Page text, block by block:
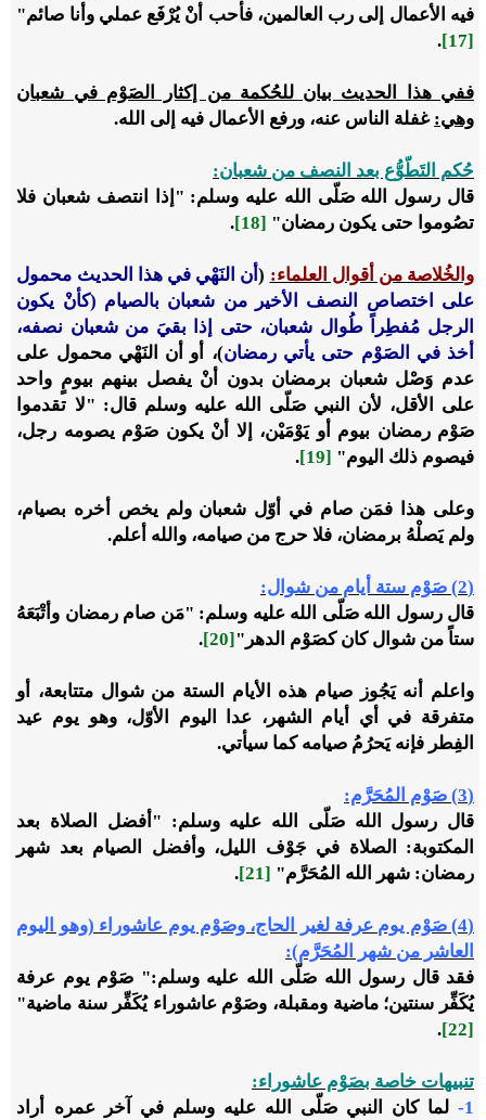
فيه الأعمال إلى رب العالمين، فأحب أنْ يُرْفَع عملي وأنا صائم"
[17]
.
ففي هذا الحديث بيان للحُكمة من إكثار الصَوْم في شعبان
وهي: غفلة الناس عنه، ورفع الأعمال فيه إلى الله.
حُكم التَطّوُّع بعد النصف من شعبان:
قال رسول الله صَلّى الله عليه وسلم: "إذا انتصف شعبان فلا
تصُوموا حتى يكون رمضان" [18]
.
والخُلاصة من أقوال العلماء: (أن النَهْي في هذا الحديث محمول
على اختصاص النصف الأخير من شعبان بالصيام (كأنْ يكون
الرجل مُفطِراً طُوال شعبان، حتى إذا بقيَ من شعبان نصفه،
أخذ في الصَوْم حتى يأتي رمضان)، أو أن النَهْي محمول على
عدم وَصْل شعبان برمضان بدون أنْ يفصل بينهم بيومٍ واحد
على الأقل، لأن النبي صَلّى الله عليه وسلم قال: "لا تقدموا
صَوْم رمضان بيوم أو يَوْمَيْن، إلا أنْ يكون صَوْم يصومه رجل،
فيصوم ذلك اليوم" [19]
.
وعلى هذا فمَن صام في أوّل شعبان ولم يخص أخره بصيام،
ولم يَصلْهُ برمضان، فلا حرج من صيامه، والله أعلم.
(2) صَوْم ستة أيام من شوال:
قال رسول الله صَلّى الله عليه وسلم: "مَن صام رمضان وأتْبَعَهُ
ستاً من شوال كان كصَوْم الدهر"[20]
.
واعلم أنه يَجُوز صيام هذه الأيام الستة من شوال متتابعة، أو
متفرقة في أي أيام الشهر، عدا اليوم الأوّل، وهو يوم عيد
الفِطر فإنه يَحرُمُ صيامه كما سيأتي.
(3) صَوْم المُحَرَّم:
قال رسول الله صَلّى الله عليه وسلم: "أفضل الصلاة بعد
المكتوبة: الصلاة في جَوْف الليل، وأفضل الصيام بعد شهر
رمضان: شهر الله المُحَرَّم" [21]
.
(4) صَوْم يوم عرفة لغير الحاج، وصَوْم يوم عاشوراء (وهو اليوم
العاشر من شهر المُحَرَّم):
فقد قال رسول الله صَلّى الله عليه وسلم:" صَوْم يوم عرفة
يُكَفِّر سنتين؛ ماضية ومقبلة، وصَوْم عاشوراء يُكَفِّر سنة ماضية"
[22]
.
تنبيهات خاصة بصَوْم عاشوراء:
1-
لما كان النبي صَلّى الله عليه وسلم في آخر عمره أراد